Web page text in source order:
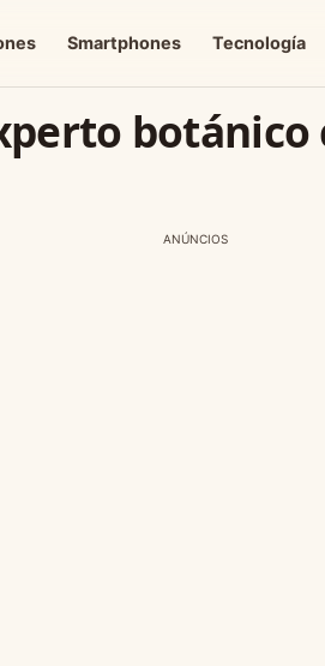
Smartphones Tecnología
botánico
ANÚNCIOS